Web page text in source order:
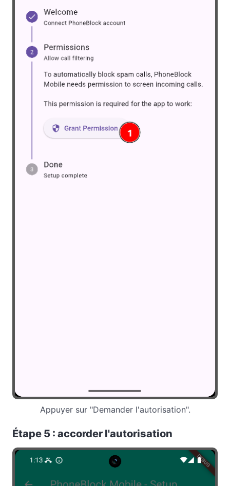
Appuyer sur "Demander l'autorisation".
Étape 5 : accorder l'autorisation